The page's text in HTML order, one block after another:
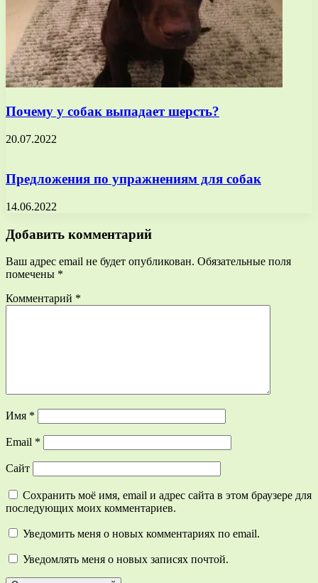
Почему у собак выпадает шерсть?
20.07.2022
Предложения по упражнениям для собак
14.06.2022
Добавить комментарий
Ваш адрес email не будет опубликован. Обязательные поля
помечены *
Комментарий *
Имя *
Email *
Сайт
Сохранить моё имя, email и адрес сайта в этом браузере для
последующих моих комментариев.
Уведомить меня о новых комментариях по email.
Уведомлять меня о новых записях почтой.